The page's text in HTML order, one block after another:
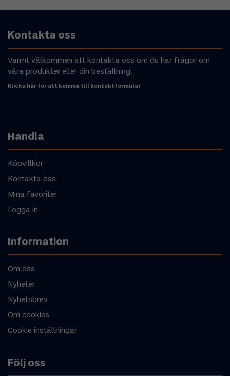
Kontakta oss
Varmt välkommen att kontakta oss om du har frågor om
våra produkter eller din beställning.
Klicka här för att komma till kontaktformulär
Handla
Köpvillkor
Kontakta oss
Mina favoriter
Logga in
Information
Om oss
Nyheter
Nyhetsbrev
Om cookies
Cookie inställningar
Följ oss